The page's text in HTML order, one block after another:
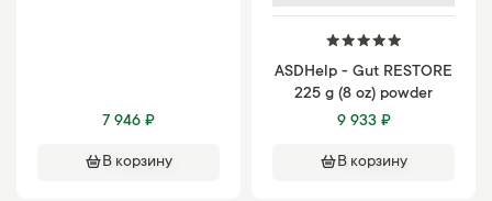
7 946 ₽
В корзину
ASDHelp - Gut RESTORE
225 g (8 oz) powder
9 933 ₽
В корзину